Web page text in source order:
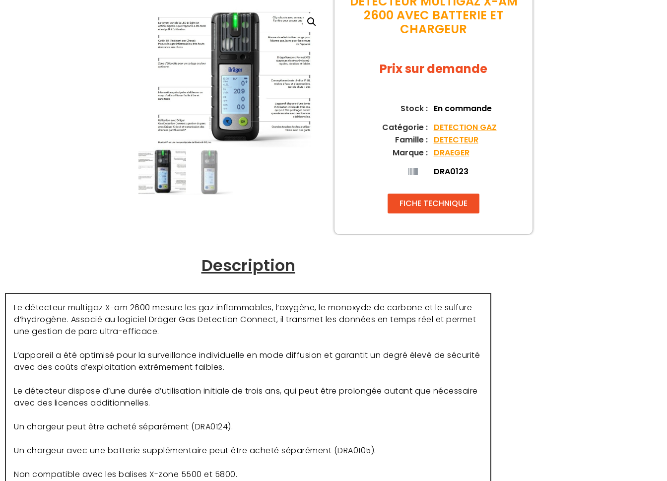
2600 AVEC BATTERIE ET
CHARGEUR
Prix sur demande
Stock : En commande
Catégorie : DETECTION GAZ
Famille : DETECTEUR
Marque : DRAEGER
DRA0123
FICHE TECHNIQUE
Description
Le détecteur multigaz X-am 2600 mesure les gaz inflammables, l’oxygène, le monoxyde de carbone et le sulfure
d’hydrogène. Associé au logiciel Dräger Gas Detection Connect, il transmet les données en temps réel et permet
une gestion de parc ultra-efficace.
L’appareil a été optimisé pour la surveillance individuelle en mode diffusion et garantit un degré élevé de sécurité
avec des coûts d’exploitation extrêmement faibles.
Le détecteur dispose d’une durée d’utilisation initiale de trois ans, qui peut être prolongée autant que nécessaire
avec des licences additionnelles.
Un chargeur peut être acheté séparément (DRA0124).
Un chargeur avec une batterie supplémentaire peut être acheté séparément (DRA0105).
Non compatible avec les balises X-zone 5500 et 5800.